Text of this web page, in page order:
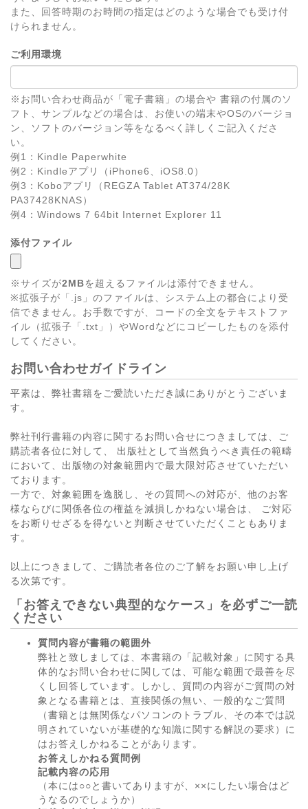
また、回答時期のお時間の指定はどのような場合でも受け付
けられません。
ご利用環境
※お問い合わせ商品が「電子書籍」の場合や 書籍の付属のソ
フト、サンプルなどの場合は、お使いの端末やOSのバージョ
ン、ソフトのバージョン等をなるべく詳しくご記入くださ
い。
例1：Kindle Paperwhite
例2：Kindleアプリ（iPhone6、iOS8.0）
例3：Koboアプリ（REGZA Tablet AT374/28K
PA37428KNAS）
例4：Windows 7 64bit Internet Explorer 11
添付ファイル
※サイズが2MBを超えるファイルは添付できません。
※拡張子が「.js」のファイルは、システム上の都合により受
信できません。お手数ですが、コードの全文をテキストファ
イル（拡張子「.txt」）やWordなどにコピーしたものを添付
してください。
お問い合わせガイドライン
平素は、弊社書籍をご愛読いただき誠にありがとうございま
す。
弊社刊行書籍の内容に関するお問い合せにつきましては、ご
購読者各位に対して、 出版社として当然負うべき責任の範疇
において、出版物の対象範囲内で最大限対応させていただい
ております。
一方で、対象範囲を逸脱し、その質問への対応が、他のお客
様ならびに関係各位の権益を減損しかねない場合は、 ご対応
をお断りせざるを得ないと判断させていただくこともありま
す。
以上につきまして、ご購読者各位のご了解をお願い申し上げ
る次第です。
「お答えできない典型的なケース」を必ずご一読
ください
質問内容が書籍の範囲外
弊社と致しましては、本書籍の「記載対象」に関する具
体的なお問い合わせに関しては、可能な範囲で最善を尽
くし回答しています。しかし、質問の内容がご質問の対
象となる書籍とは、直接関係の無い、一般的なご質問
（書籍とは無関係なパソコンのトラブル、その本では説
明されていないが基礎的な知識に関する解説の要求）に
はお答えしかねることがあります。
お答えしかねる質問例
記載内容の応用
（本には○○と書いてありますが、××にしたい場合はど
うなるのでしょうか）